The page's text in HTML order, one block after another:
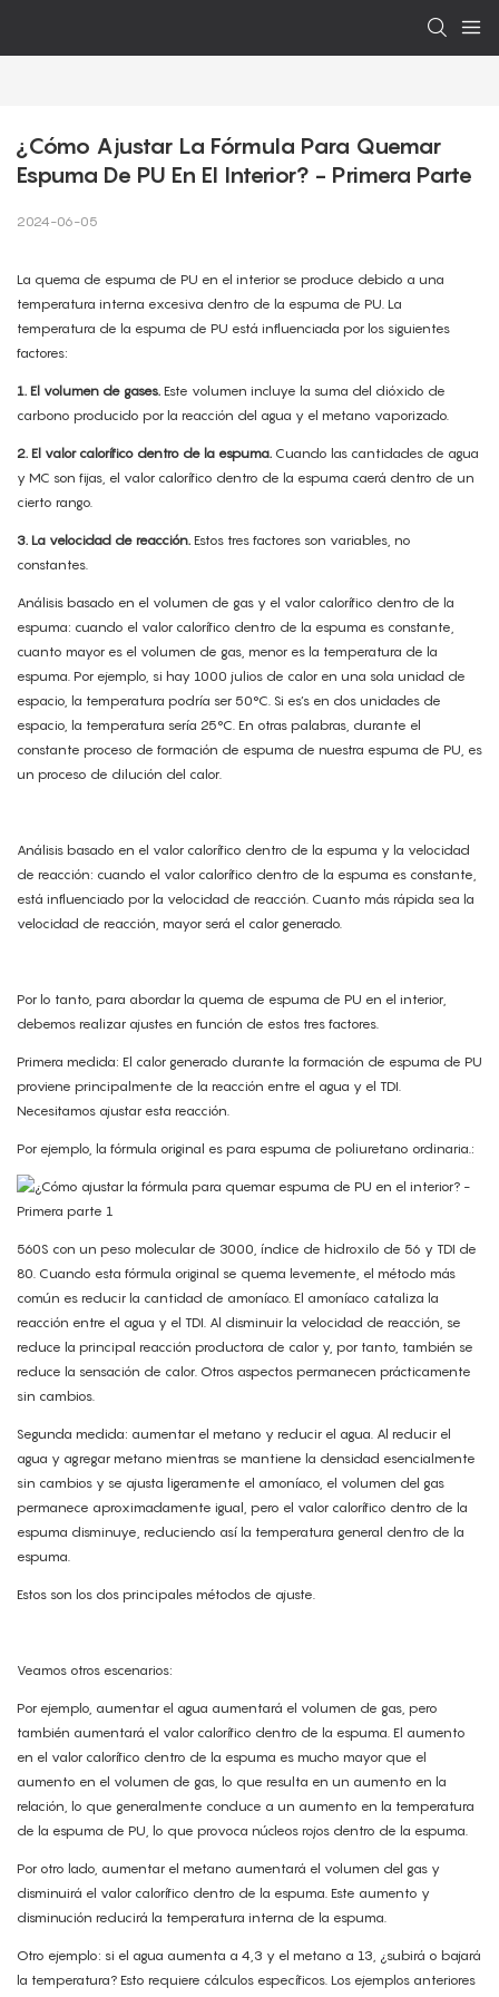
¿Cómo Ajustar La Fórmula Para Quemar
Espuma De PU En El Interior? - Primera Parte
2024-06-05
La quema de espuma de PU en el interior se produce debido a una
temperatura interna excesiva dentro de la espuma de PU. La
temperatura de la espuma de PU está influenciada por los siguientes
factores:
1. El volumen de gases. Este volumen incluye la suma del dióxido de
carbono producido por la reacción del agua y el metano vaporizado.
2. El valor calorífico dentro de la espuma. Cuando las cantidades de agua
y MC son fijas, el valor calorífico dentro de la espuma caerá dentro de un
cierto rango.
3. La velocidad de reacción. Estos tres factores son variables, no
constantes.
Análisis basado en el volumen de gas y el valor calorífico dentro de la
espuma: cuando el valor calorífico dentro de la espuma es constante,
cuanto mayor es el volumen de gas, menor es la temperatura de la
espuma. Por ejemplo, si hay 1000 julios de calor en una sola unidad de
espacio, la temperatura podría ser 50°C. Si es’s en dos unidades de
espacio, la temperatura sería 25°C. En otras palabras, durante el
constante proceso de formación de espuma de nuestra espuma de PU, es
un proceso de dilución del calor.
Análisis basado en el valor calorífico dentro de la espuma y la velocidad
de reacción: cuando el valor calorífico dentro de la espuma es constante,
está influenciado por la velocidad de reacción. Cuanto más rápida sea la
velocidad de reacción, mayor será el calor generado.
Por lo tanto, para abordar la quema de espuma de PU en el interior,
debemos realizar ajustes en función de estos tres factores.
Primera medida: El calor generado durante la formación de espuma de PU
proviene principalmente de la reacción entre el agua y el TDI.
Necesitamos ajustar esta reacción.
Por ejemplo, la fórmula original es para espuma de poliuretano ordinaria.:
560S con un peso molecular de 3000, índice de hidroxilo de 56 y TDI de
80. Cuando esta fórmula original se quema levemente, el método más
común es reducir la cantidad de amoníaco. El amoníaco cataliza la
reacción entre el agua y el TDI. Al disminuir la velocidad de reacción, se
reduce la principal reacción productora de calor y, por tanto, también se
reduce la sensación de calor. Otros aspectos permanecen prácticamente
sin cambios.
Segunda medida: aumentar el metano y reducir el agua. Al reducir el
agua y agregar metano mientras se mantiene la densidad esencialmente
sin cambios y se ajusta ligeramente el amoníaco, el volumen del gas
permanece aproximadamente igual, pero el valor calorífico dentro de la
espuma disminuye, reduciendo así la temperatura general dentro de la
espuma.
Estos son los dos principales métodos de ajuste.
Veamos otros escenarios:
Por ejemplo, aumentar el agua aumentará el volumen de gas, pero
también aumentará el valor calorífico dentro de la espuma. El aumento
en el valor calorífico dentro de la espuma es mucho mayor que el
aumento en el volumen de gas, lo que resulta en un aumento en la
relación, lo que generalmente conduce a un aumento en la temperatura
de la espuma de PU, lo que provoca núcleos rojos dentro de la espuma.
Por otro lado, aumentar el metano aumentará el volumen del gas y
disminuirá el valor calorífico dentro de la espuma. Este aumento y
disminución reducirá la temperatura interna de la espuma.
Otro ejemplo: si el agua aumenta a 4,3 y el metano a 13, ¿subirá o bajará
la temperatura? Esto requiere cálculos específicos. Los ejemplos anteriores